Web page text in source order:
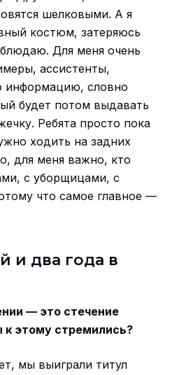
шелковыми. А я
костюм, затеряюсь
Для меня очень
ассистенты,
информацию, словно
будет потом выдавать
Ребята просто пока
ходить на задних
для меня важно, кто
с уборщицами, с
что самое главное —
и два года в
— это стечение
к этому стремились?
мы выиграли титул